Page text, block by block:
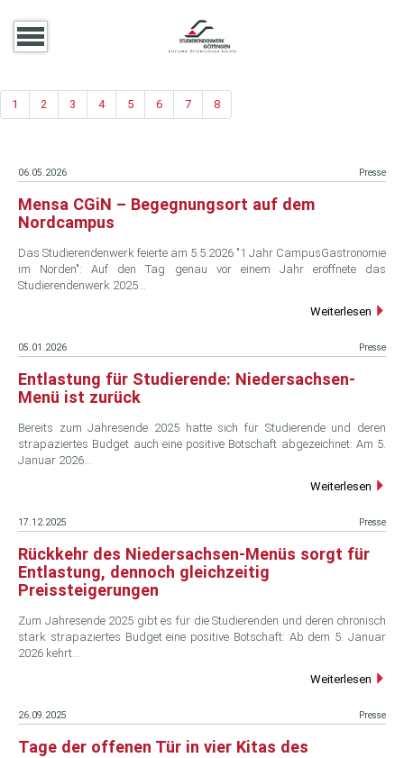
1 2 3 4 5 6 7 8
06.05.2026 Presse
Mensa CGiN – Begegnungsort auf dem
Nordcampus
Das Studierendenwerk feierte am 5.5.2026 "1 Jahr CampusGastronomie
im Norden": Auf den Tag genau vor einem Jahr eröffnete das
Studierendenwerk 2025…
Weiterlesen
05.01.2026 Presse
Entlastung für Studierende: Niedersachsen-
Menü ist zurück
Bereits zum Jahresende 2025 hatte sich für Studierende und deren
strapaziertes Budget auch eine positive Botschaft abgezeichnet: Am 5.
Januar 2026…
Weiterlesen
17.12.2025 Presse
Rückkehr des Niedersachsen-Menüs sorgt für
Entlastung, dennoch gleichzeitig
Preissteigerungen
Zum Jahresende 2025 gibt es für die Studierenden und deren chronisch
stark strapaziertes Budget eine positive Botschaft: Ab dem 5. Januar
2026 kehrt…
Weiterlesen
26.09.2025 Presse
Tage der offenen Tür in vier Kitas des